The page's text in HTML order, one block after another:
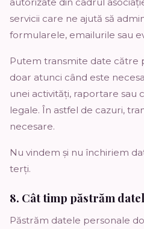
servicii care ne ajută să
formularele, emailurile sau
Putem transmite date către
doar atunci când este
unei activități, raportare sau
legale. În astfel de cazuri,
necesare.
Nu vindem și nu închiriem
terți.
8. Cât timp păstrăm
Păstrăm datele personale